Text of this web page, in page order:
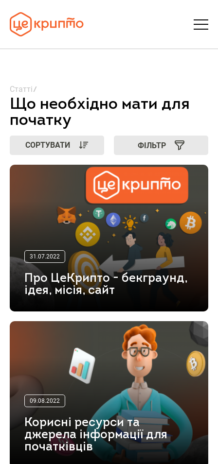
Про ЦеКрипто
Увійти | Реєстрація
Статті
Що необхідно мати для
початку
СОРТУВАТИ ФІЛЬТР
31.07.2022
Про ЦеКрипто - бекграунд,
ідея, місія, сайт
09.08.2022
Корисні ресурси та
джерела інформації для
початківців